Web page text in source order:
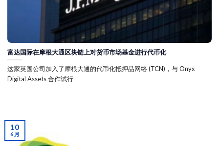
富达国际在摩根大通区块链上对货币市场基金进行代币化
这家英国公司加入了摩根大通的代币化抵押品网络 (TCN)，与 Onyx
Digital Assets 合作试行
10
6 月